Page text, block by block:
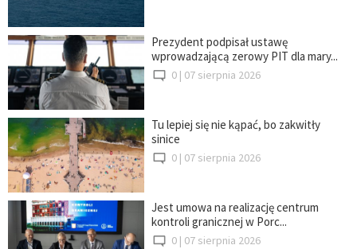
Prezydent podpisał ustawę
wprowadzającą zerowy PIT dla mary...
0 | 07 sierpnia 2026
Tu lepiej się nie kąpać, bo zakwitły
sinice
0 | 07 sierpnia 2026
Jest umowa na realizację centrum
kontroli granicznej w Porc...
0 | 07 sierpnia 2026